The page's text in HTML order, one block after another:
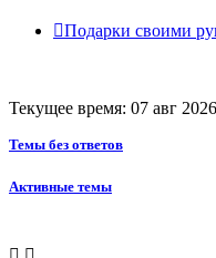
Подарки своими
Текущее время: 07 авг
Темы без ответов
Активные темы